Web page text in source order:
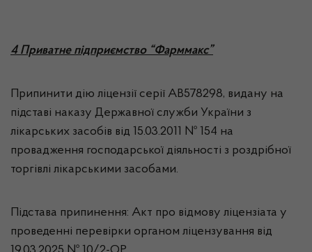
4 Приватне підприємство “Фарммакс”
Припинити дію ліцензії серії АВ578298, видану на
підставі наказу Державної служби України з
лікарських засобів від 15.03.2011 № 154 на
провадження господарської діяльності з роздрібної
торгівлі лікарськими засобами.
Підстава припинення: Акт про відмову ліцензіата у
проведенні перевірки органом ліцензування від